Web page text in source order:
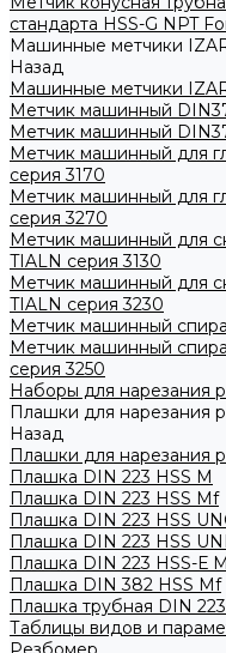
стандарта HSS-G NPT
Машинные метчики
Назад
Машинные метчики
Метчик машинный
Метчик машинный
Метчик машинный для
серия 3170
Метчик машинный для
серия 3270
Метчик машинный для
TIALN серия 3130
Метчик машинный для
TIALN серия 3230
Метчик машинный
Метчик машинный
серия 3250
Наборы для нарезания
Плашки для нарезания
Назад
Плашки для нарезания
Плашка DIN 223 HSS M
Плашка DIN 223 HSS Mf
Плашка DIN 223 HSS
Плашка DIN 223 HSS
Плашка DIN 223 HSS-Е M
Плашка DIN 382 HSS Mf
Плашка трубная DIN 223
Таблицы видов и